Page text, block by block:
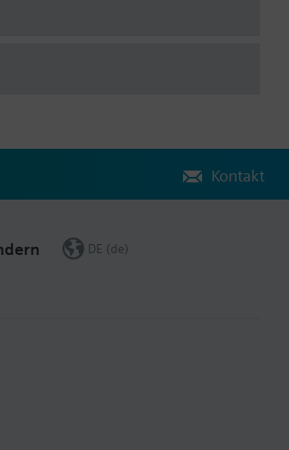
Kontakt
DE (de)